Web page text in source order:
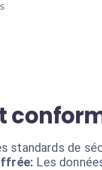
standards de
Les